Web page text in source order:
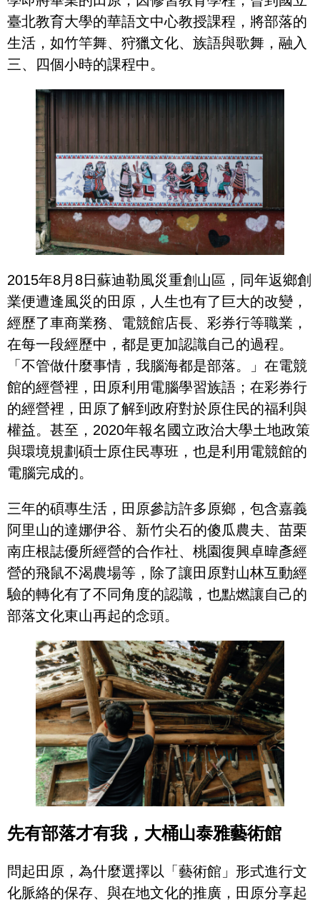
臺北教育大學的華語文中心教授課程，將部落的
生活，如竹竿舞、狩獵文化、族語與歌舞，融入
三、四個小時的課程中。
2015年8月8日蘇迪勒風災重創山區，同年返鄉創
業便遭逢風災的田原，人生也有了巨大的改變，
經歷了車商業務、電競館店長、彩券行等職業，
在每一段經歷中，都是更加認識自己的過程。
「不管做什麼事情，我腦海都是部落。」在電競
館的經營裡，田原利用電腦學習族語；在彩券行
的經營裡，田原了解到政府對於原住民的福利與
權益。甚至，2020年報名國立政治大學土地政策
與環境規劃碩士原住民專班，也是利用電競館的
電腦完成的。
三年的碩專生活，田原參訪許多原鄉，包含嘉義
阿里山的達娜伊谷、新竹尖石的傻瓜農夫、苗栗
南庄根誌優所經營的合作社、桃園復興卓暐彥經
營的飛鼠不渴農場等，除了讓田原對山林互動經
驗的轉化有了不同角度的認識，也點燃讓自己的
部落文化東山再起的念頭。
先有部落才有我，大桶山泰雅藝術館
問起田原，為什麼選擇以「藝術館」形式進行文
化脈絡的保存、與在地文化的推廣，田原分享起